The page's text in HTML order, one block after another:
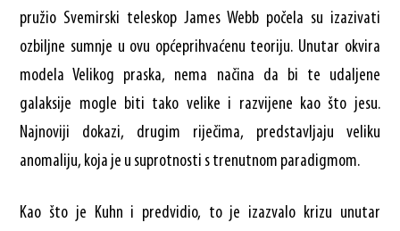
pružio Svemirski teleskop James Webb počela su izazivati
ozbiljne sumnje u ovu općeprihvaćenu teoriju. Unutar okvira
modela Velikog praska, nema načina da bi te udaljene
galaksije mogle biti tako velike i razvijene kao što jesu.
Najnoviji dokazi, drugim riječima, predstavljaju veliku
anomaliju, koja je u suprotnosti s trenutnom paradigmom.
Kao što je Kuhn i predvidio, to je izazvalo krizu unutar